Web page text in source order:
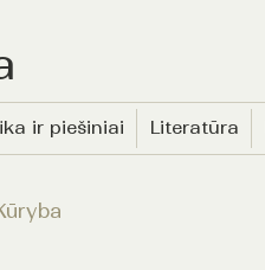
ir piešiniai Literatūra